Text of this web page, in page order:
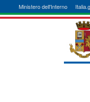
Ministero dell'Interno